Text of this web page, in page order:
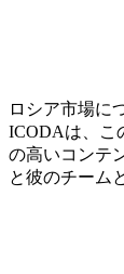
ロシア市場に
ICODAは、こ
の高いコンテ
と彼のチーム